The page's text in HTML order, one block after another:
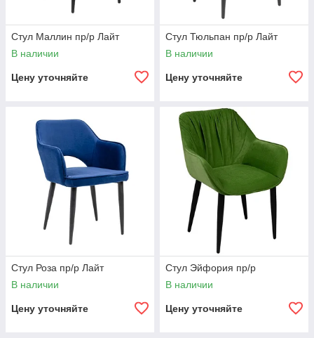
Стул Маллин пр/р Лайт
В наличии
Цену уточняйте
Стул Тюльпан пр/р Лайт
В наличии
Цену уточняйте
Стул Роза пр/р Лайт
В наличии
Цену уточняйте
Стул Эйфория пр/р
В наличии
Цену уточняйте